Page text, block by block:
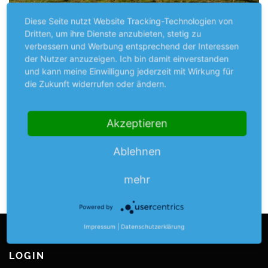
OUTDOORSPORT VERÖFFENTLICHT AM14. JANUAR 2023VON
STEFAN DOLFEN
Nordic Walking Kurs für Anfänger
am 23.02.2023. Walk Dich fit, mach mit! – Einladung
zum Nordic Walking Kurs für Anfänger Der Kurs ist
geeignet für Anfänger, die noch …
LOGIN
Diese Seite nutzt Website Tracking-Technologien von
Dritten, um ihre Dienste anzubieten, stetig zu
verbessern und Werbung entsprechend der Interessen
der Nutzer anzuzeigen. Ich bin damit einverstanden
und kann meine Einwilligung jederzeit mit Wirkung für
die Zukunft widerrufen oder ändern.
Akzeptieren
Ablehnen
mehr
Powered by
Impressum Datenschutzerklärung